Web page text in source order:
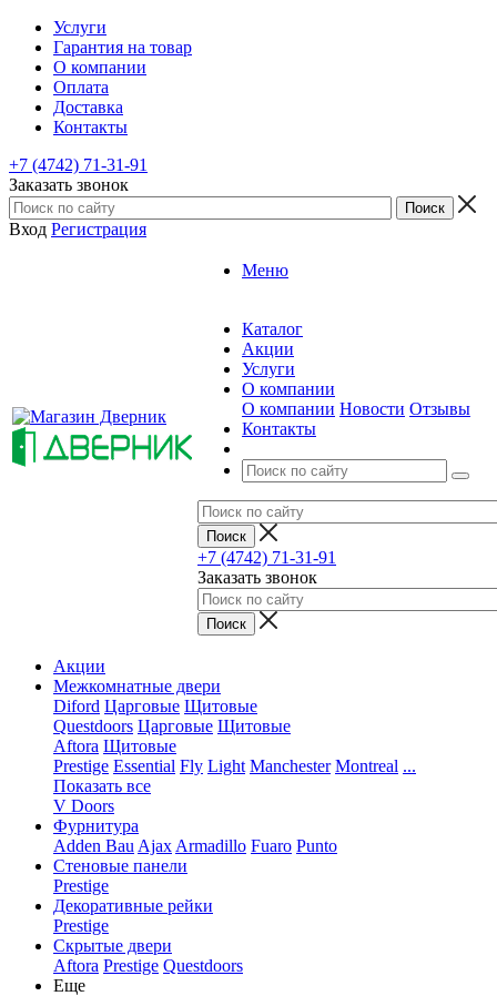
Услуги
Гарантия на товар
О компании
Оплата
Доставка
Контакты
+7 (4742) 71-31-91
Заказать звонок
Вход Регистрация
Меню
Каталог
Акции
Услуги
О компании
О компании Новости Отзывы
Контакты
+7 (4742) 71-31-91
Заказать звонок
Акции
Межкомнатные двери
Diford Царговые Щитовые
Questdoors Царговые Щитовые
Aftora Щитовые
Prestige Essential Fly Light Manchester Montreal ...
Показать все
V Doors
Фурнитура
Adden Bau Ajax Armadillo Fuaro Punto
Стеновые панели
Prestige
Декоративные рейки
Prestige
Скрытые двери
Aftora Prestige Questdoors
Еще